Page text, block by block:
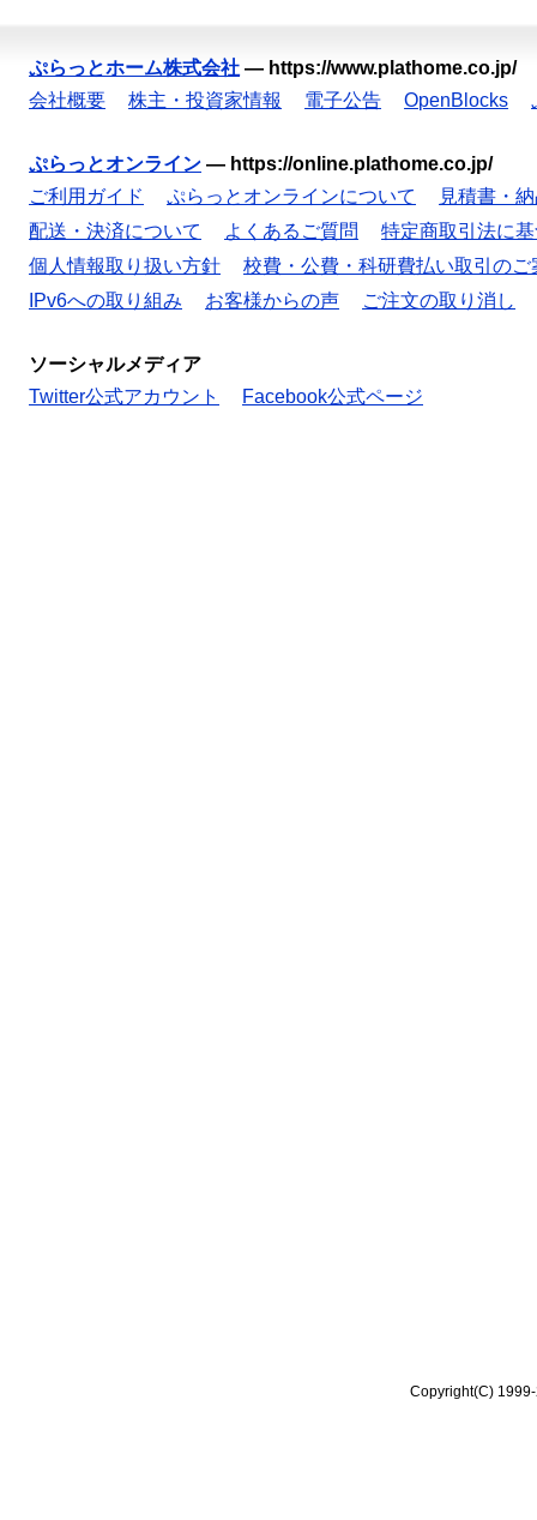
ぷらっとホーム株式会社 — https://www.plathome.co.jp/
会社概要
株主・投資家情報 電子公告 OpenBlocks
ぷらっとオンライン — https://online.plathome.co.jp/
ご利用ガイド
ぷらっとオンラインについて
見積書・
配送・決済について
よくあるご質問
特定商取引法に
個人情報取り扱い方針
校費・公費・科研費払い取引のご
IPv6への取り組み
お客様からの声 ご注文の取り消し
ソーシャルメディア
Twitter公式アカウント
Facebook公式ページ
Copyright(C)